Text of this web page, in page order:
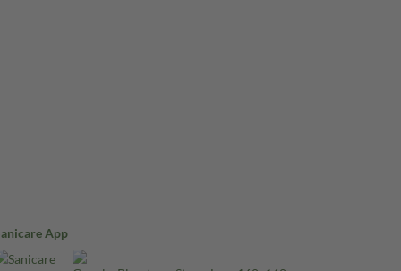
App